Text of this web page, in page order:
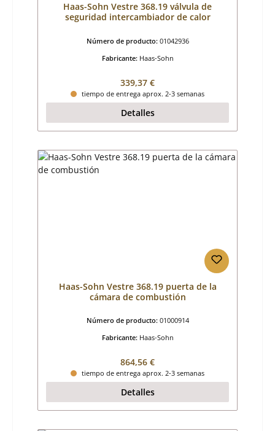
Haas-Sohn Vestre 368.19 válvula de
seguridad intercambiador de calor
Número de producto: 01042936
Fabricante: Haas-Sohn
Precio normal:
339,37 €
tiempo de entrega aprox. 2-3 semanas
Detalles
Haas-Sohn Vestre 368.19 puerta de la
cámara de combustión
Número de producto: 01000914
Fabricante: Haas-Sohn
Precio normal:
864,56 €
tiempo de entrega aprox. 2-3 semanas
Detalles